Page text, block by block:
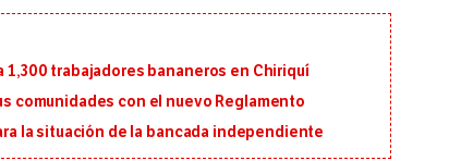
trabajadores bananeros en Chiriquí
comunidades con el nuevo Reglamento
la situación de la bancada independiente
al sur de Japón, provocando una